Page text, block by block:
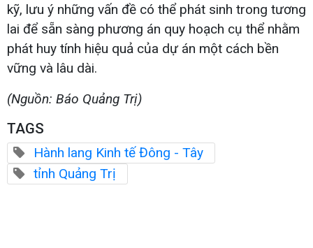
kỹ, lưu ý những vấn đề có thể phát sinh trong tương
lai để sẵn sàng phương án quy hoạch cụ thể nhằm
phát huy tính hiệu quả của dự án một cách bền
vững và lâu dài.
(Nguồn: Báo Quảng Trị)
TAGS
Hành lang Kinh tế Đông - Tây
tỉnh Quảng Trị